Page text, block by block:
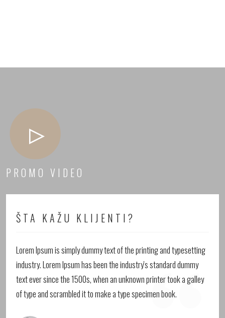
PROMO VIDEO
ŠTA KAŽU KLIJENTI?
Lorem Ipsum is simply dummy text of the printing and typesetting
industry. Lorem Ipsum has been the industry's standard dummy
text ever since the 1500s, when an unknown printer took a galley
of type and scrambled it to make a type specimen book.